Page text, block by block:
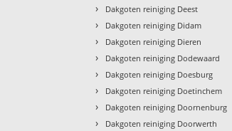
› Dakgoten reiniging Deest
› Dakgoten reiniging Didam
› Dakgoten reiniging Dieren
› Dakgoten reiniging Dodewaard
› Dakgoten reiniging Doesburg
› Dakgoten reiniging Doetinchem
› Dakgoten reiniging Doornenburg
› Dakgoten reiniging Doorwerth